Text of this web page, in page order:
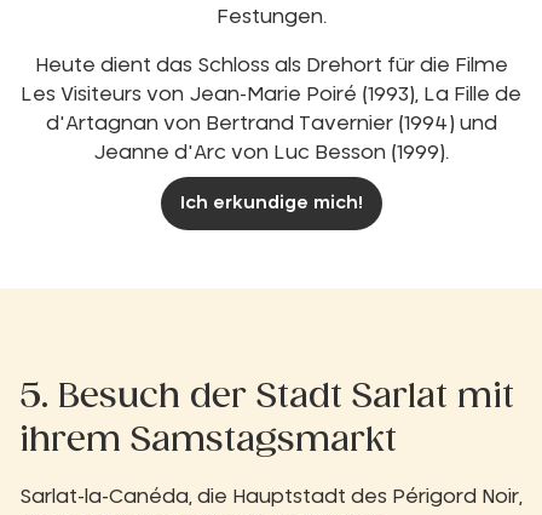
Festungen.
Heute dient das Schloss als Drehort für die Filme
Les Visiteurs von Jean-Marie Poiré (1993), La Fille de
d'Artagnan von Bertrand Tavernier (1994) und
Jeanne d'Arc von Luc Besson (1999).
Ich erkundige mich!
5. Besuch der Stadt Sarlat mit
ihrem Samstagsmarkt
Sarlat-la-Canéda, die Hauptstadt des Périgord Noir,